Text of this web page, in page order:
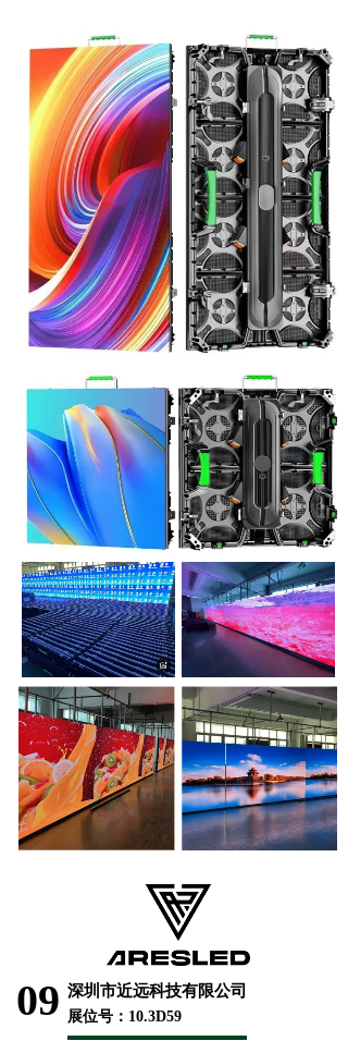
09 深圳市近远科技有限公司
展位号：10.3D59